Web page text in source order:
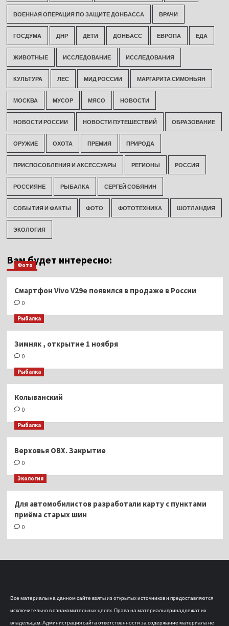
ВОЕННАЯ ОПЕРАЦИЯ ПО ЗАЩИТЕ ДОНБАССА ВРАЧИ
ГОСДУМА ДНР ДЕТИ ДОНБАСС ЕВРОПА ЕДА
ЖИВОТНЫЕ ИССЛЕДОВАНИЕ ИССЛЕДОВАНИЯ
КУЛЬТУРА ЛЕС МИД РОССИИ МАРГАРИТА СИМОНЬЯН
МОСКВА МУСОР МЯСО НОВОСТИ
НОВОСТИ РОССИИ НОВОСТИ ПУТЕШЕСТВИЙ ОБРАЗОВАНИЕ
ОРУЖИЕ ОХОТА ПРЕМИЯ ПРИРОДА
ПРИСПОСОБЛЕНИЯ И АКСЕССУАРЫ РЕГИОНЫ РОССИЯ
РОССИЯНЕ РЫБАЛКА СЕРГЕЙ СОБЯНИН
СОБЫТИЯ И ФАКТЫ ФОТО ФОТОТЕХНИКА ШОТЛАНДИЯ
ЭКОЛОГИЯ
Вам будет интересно:
Фото
Смартфон Vivo V29e появился в продаже в России
0
Рыбалка
Зимняк , открытие 1 ноября
0
Рыбалка
Колыванский
0
Рыбалка
Верховья ОВХ. Закрытие
0
Экология
Для автомобилистов разработали карту с пунктами
приёма старых шин
0
Все материалы на данном сайте взяты из открытых источников и предоставляются
исключительно в ознакомительных целях. Права на материалы принадлежат их
владельцам. Администрация сайта ответственности за содержание материала не